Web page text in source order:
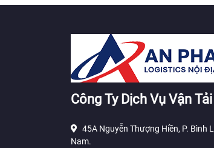
Công Ty Dịch Vụ Vận
45A Nguyễn Thượng Hiền, P. Bình
Nam.